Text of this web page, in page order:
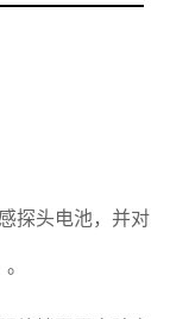
探头电池，并对